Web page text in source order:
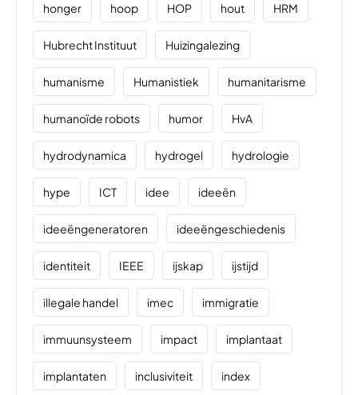
honger hoop HOP hout HRM
Hubrecht Instituut Huizingalezing
humanisme Humanistiek humanitarisme
humanoïde robots humor HvA
hydrodynamica hydrogel hydrologie
hype ICT idee ideeën
ideeëngeneratoren ideeëngeschiedenis
identiteit IEEE ijskap ijstijd
illegale handel imec immigratie
immuunsysteem impact implantaat
implantaten inclusiviteit index